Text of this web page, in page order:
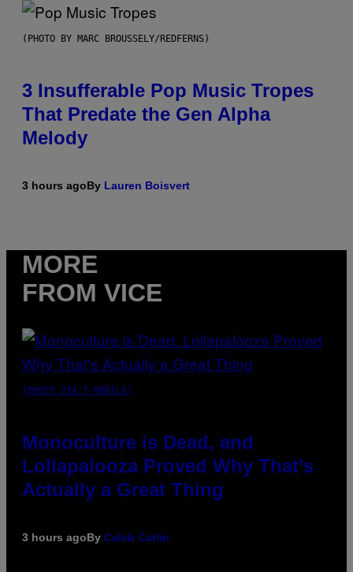
(PHOTO BY MARC BROUSSELY/REDFERNS)
3 Insufferable Pop Music Tropes
That Predate the Gen Alpha
Melody
3 hours agoBy Lauren Boisvert
MORE
FROM VICE
(PHOTO VIA T-MOBILE)
Monoculture is Dead, and
Lollapalooza Proved Why That’s
Actually a Great Thing
3 hours agoBy Caleb Catlin